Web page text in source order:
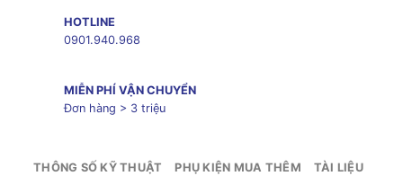
HOTLINE
0901.940.968
MIỄN PHÍ VẬN CHUYỂN
Đơn hàng > 3 triệu
THÔNG SỐ KỸ THUẬT PHỤ KIỆN MUA THÊM TÀI LIỆU